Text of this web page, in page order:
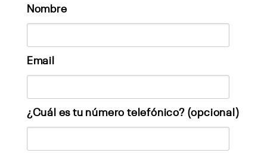
Nombre
Email
¿Cuál es tu número telefónico? (opcional)